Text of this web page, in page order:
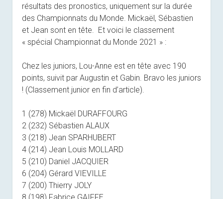
résultats des pronostics, uniquement sur la durée
des Championnats du Monde. Mickaël, Sébastien
et Jean sont en tête. Et voici le classement
« spécial Championnat du Monde 2021 » :
Chez les juniors, Lou-Anne est en tête avec 190
points, suivit par Augustin et Gabin. Bravo les juniors
! (Classement junior en fin d’article).
1 (278) Mickaël DURAFFOURG
2 (232) Sébastien ALAUX
3 (218) Jean SPARHUBERT
4 (214) Jean Louis MOLLARD
5 (210) Daniel JACQUIER
6 (204) Gérard VIEVILLE
7 (200) Thierry JOLY